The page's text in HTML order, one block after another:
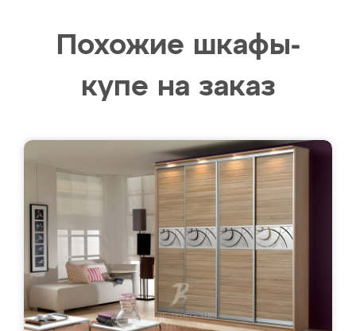
Похожие шкафы-
купе на заказ